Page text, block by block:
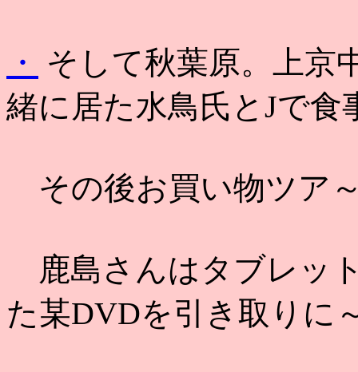
・
そして秋葉原。上京
緒に居た水鳥氏とJで食
その後お買い物ツア
鹿島さんはタブレッ
た某DVDを引き取りに